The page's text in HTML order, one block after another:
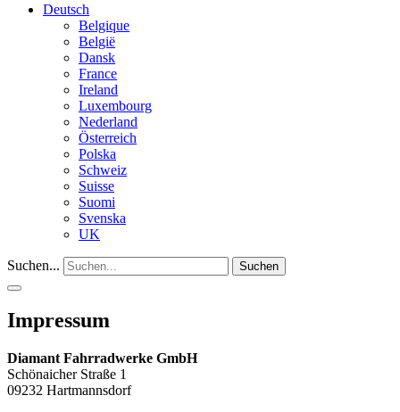
Deutsch
Belgique
België
Dansk
France
Ireland
Luxembourg
Nederland
Österreich
Polska
Schweiz
Suisse
Suomi
Svenska
UK
Suchen... Suchen
Impressum
Diamant Fahrradwerke GmbH
Schönaicher Straße 1
09232 Hartmannsdorf